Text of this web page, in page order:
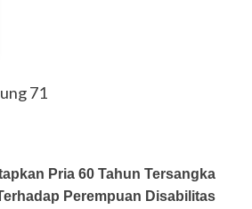
71
Pria 60 Tahun Tersangka
Perempuan Disabilitas